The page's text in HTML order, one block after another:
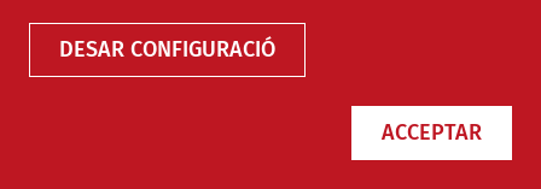
DESAR CONFIGURACIÓ
ACCEPTAR
Tipus